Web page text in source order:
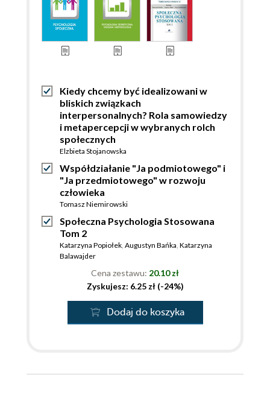
Kiedy chcemy być idealizowani w
bliskich związkach
interpersonalnych? Rola samowiedzy
i metapercepcji w wybranych rolch
społecznych
Elzbieta Stojanowska
Współdziałanie "Ja podmiotowego" i
"Ja przedmiotowego" w rozwoju
człowieka
Tomasz Niemirowski
Społeczna Psychologia Stosowana
Tom 2
Katarzyna Popiołek, Augustyn Bańka, Katarzyna
Balawajder
Cena zestawu: 20.10 zł
Zyskujesz: 6.25 zł (-24%)
Dodaj do koszyka